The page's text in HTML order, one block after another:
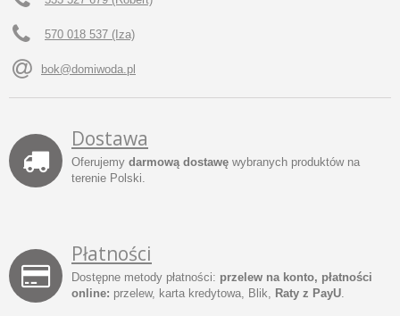
570 018 537 (Iza)
bok@domiwoda.pl
Dostawa
Oferujemy darmową dostawę wybranych produktów na
terenie Polski.
Płatności
Dostępne metody płatności: przelew na konto, płatności
online: przelew, karta kredytowa, Blik, Raty z PayU.